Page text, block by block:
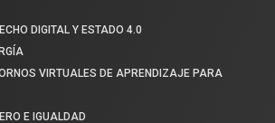
DIGITAL Y ESTADO 4.0
VIRTUALES DE APRENDIZAJE PARA
E IGUALDAD